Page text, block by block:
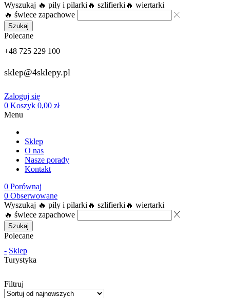
Wyszukaj 🔥 piły i pilarki 🔥 szlifierki 🔥 wiertarki
🔥 świece zapachowe
Szukaj
Polecane
+48 725 229 100
sklep@4sklepy.pl
Zaloguj się
0 Koszyk 0,00 zł
Menu
Sklep
O nas
Nasze porady
Kontakt
0 Porównaj
0 Obserwowane
Wyszukaj 🔥 piły i pilarki 🔥 szlifierki 🔥 wiertarki
🔥 świece zapachowe
Szukaj
Polecane
- Sklep
Turystyka
Filtruj